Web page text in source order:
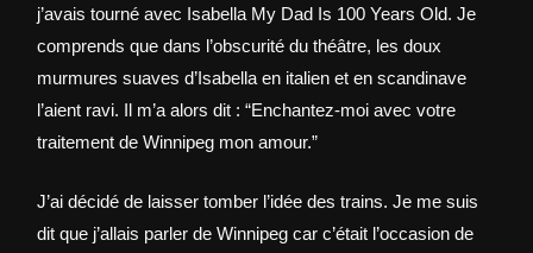
j’avais tourné avec Isabella My Dad Is 100 Years Old. Je
comprends que dans l’obscurité du théâtre, les doux
murmures suaves d’Isabella en italien et en scandinave
l’aient ravi. Il m’a alors dit : “Enchantez-moi avec votre
traitement de Winnipeg mon amour.”
J’ai décidé de laisser tomber l’idée des trains. Je me suis
dit que j’allais parler de Winnipeg car c’était l’occasion de